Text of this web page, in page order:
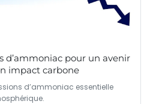
d’ammoniac pour un avenir
impact carbone
d’ammoniac essentielle